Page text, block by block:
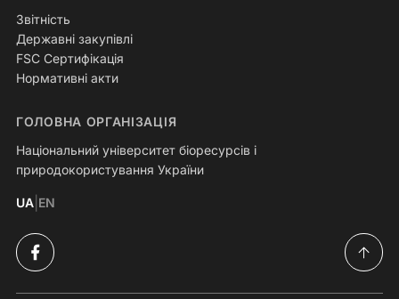
Звітність
Державні закупівлі
FSC Сертифікація
Нормативні акти
ГОЛОВНА ОРГАНІЗАЦІЯ
Національний університет біоресурсів і
природокористування України
UA EN